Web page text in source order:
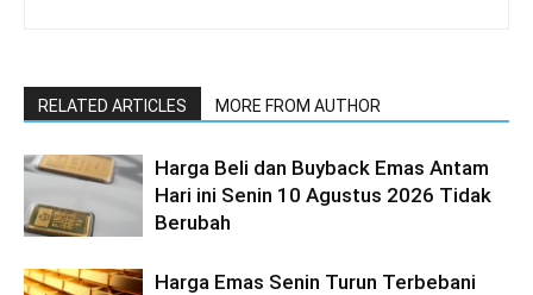
RELATED ARTICLES MORE FROM AUTHOR
Harga Beli dan Buyback Emas Antam
Hari ini Senin 10 Agustus 2026 Tidak
Berubah
Harga Emas Senin Turun Terbebani